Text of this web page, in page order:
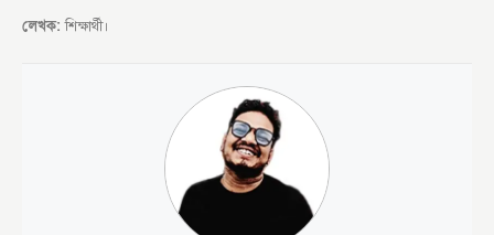
লেখক: শিক্ষার্থী।